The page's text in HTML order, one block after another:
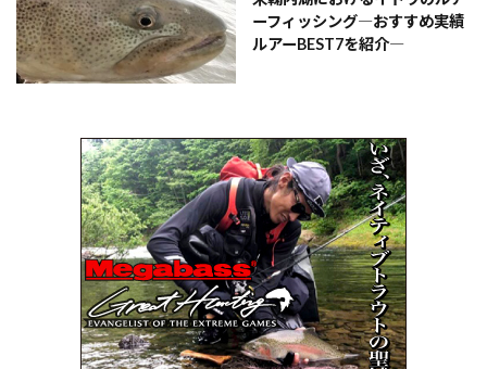
ーフィッシング―おすすめ実績
ルアーBEST7を紹介―